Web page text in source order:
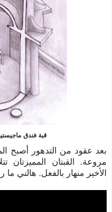
قبة فندق
بعد عقود من التدهور أصبح
مروعة.
القبتان
الأخير منهار بالفعل. هالني ما